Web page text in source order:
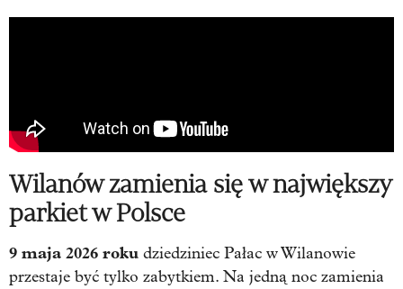
Wilanów zamienia się w największy
parkiet w Polsce
9 maja 2026 roku dziedziniec Pałac w Wilanowie
przestaje być tylko zabytkiem. Na jedną noc zamienia